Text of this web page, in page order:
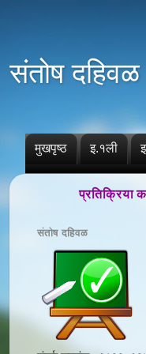
संतोष दहिवळ
मुखपृष्ठ इ.१ली
प्रतिक्रिया
संतोष दहिवळ